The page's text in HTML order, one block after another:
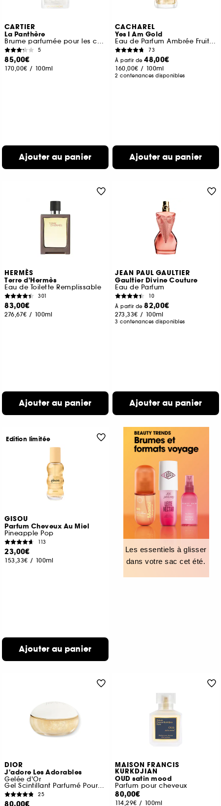
CARTIER
La Panthère
Brume parfumée pour les cheveux
5
85,00€
170,00€ / 100ml
Ajouter au panier
CACHAREL
Yes I Am Gold
Eau de Parfum Ambrée Fruitée Epicée
73
À partir de48,00€
160,00€ / 100ml
2 contenances disponibles
Ajouter au panier
HERMÈS
Terre d'Hermès
Eau de Toilette Remplissable
301
83,00€
276,67€ / 100ml
Ajouter au panier
JEAN PAUL GAULTIER
Gaultier Divine Couture
Eau de Parfum
10
À partir de82,00€
273,33€ / 100ml
3 contenances disponibles
Ajouter au panier
GISOU
Parfum Cheveux Au Miel
Pineapple Pop
113
23,00€
153,33€ / 100ml
Ajouter au panier
Edition limitée
Les essentiels à glisser
dans votre sac cet été.
DIOR
J'adore Les Adorables
Gelée d'Or
Gel Scintillant Parfumé Pour Le Corps
25
80,00€
MAISON FRANCIS
KURKDJIAN
OUD satin mood
Parfum pour cheveux
80,00€
114,29€ / 100ml